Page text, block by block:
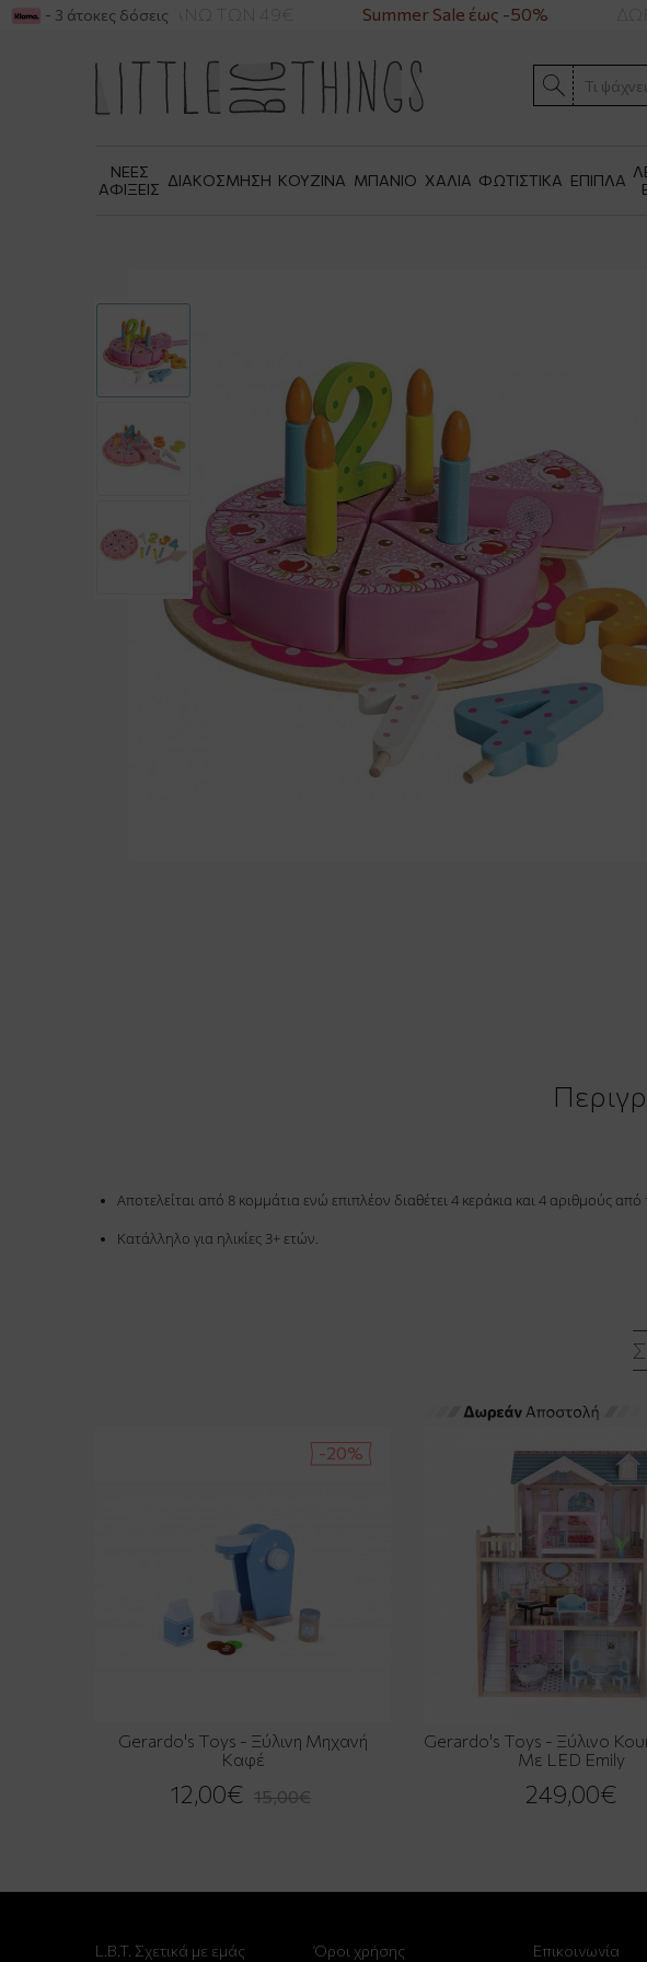
ΓΙΑ ΑΓΟΡΕΣ ΑΝΩ ΤΩΝ 49€ Summer Sale έως -50%
- 3 άτοκες δόσεις
ΝΕΕΣ
ΑΦΙΞΕΙΣ ΔΙΑΚΟΣΜΗΣΗ ΚΟΥΖΙΝΑ ΜΠΑΝΙΟ ΧΑΛΙΑ ΦΩΤΙΣΤΙΚΑ ΕΠΙΠΛΑ
Αποτελείται από 8 κομμάτια ενώ επιπλέον διαθέτει 4 κεράκια και 4
Κατάλληλο για ηλικίες 3+ ετών.
-20%
Gerardo's Toys - Ξύλινη Μηχανή
Καφέ
12,00€ 15,00€
Gerardo's Toys - Ξύλινο
Με LED Emily
249,00€
L.B.T. Σχετικά με εμάς Όροι χρήσης Επικοινωνία